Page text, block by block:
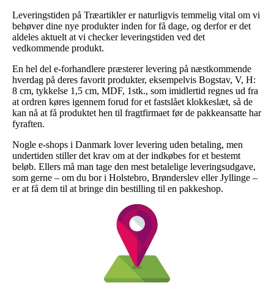
Leveringstiden på Træartikler er naturligvis temmelig vital om vi
behøver dine nye produkter inden for få dage, og derfor er det
aldeles aktuelt at vi checker leveringstiden ved det
vedkommende produkt.
En hel del e-forhandlere præsterer levering på næstkommende
hverdag på deres favorit produkter, eksempelvis Bogstav, V, H:
8 cm, tykkelse 1,5 cm, MDF, 1stk., som imidlertid regnes ud fra
at ordren køres igennem forud for et fastslået klokkeslæt, så de
kan nå at få produktet hen til fragtfirmaet før de pakkeansatte har
fyraften.
Nogle e-shops i Danmark lover levering uden betaling, men
undertiden stiller det krav om at der indkøbes for et bestemt
beløb. Ellers må man tage den mest betalelige leveringsudgave,
som gerne – om du bor i Holstebro, Brønderslev eller Jyllinge –
er at få dem til at bringe din bestilling til en pakkeshop.